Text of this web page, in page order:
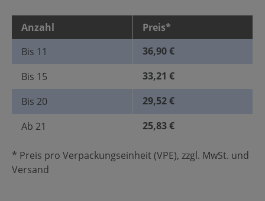
Anzahl
Preis*
Bis 11
36,90 €
Bis 15
33,21 €
Bis 20
29,52 €
Ab 21 25,83 €
* Preis pro Verpackungseinheit (VPE), zzgl. MwSt. und
Versand